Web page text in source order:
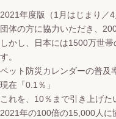
2021年度版（1月はじまり／
団体の方に協力いただき、
しかし、日本には1500万世
す。
ペット防災カレンダーの普及
現在「0.1％」
これを、10％まで引き上げた
2021年の100倍の15,000人に